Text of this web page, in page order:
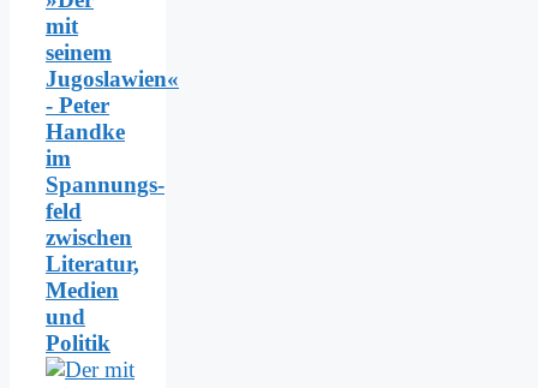
mit
seinem
Jugoslawien«
- Peter
Handke
im
Spannungs­
feld
zwischen
Literatur,
Medien
und
Politik